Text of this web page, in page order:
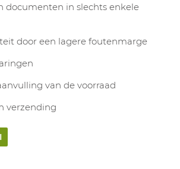
documenten in slechts enkele
door een lagere foutenmarge
van de voorraad
verzending